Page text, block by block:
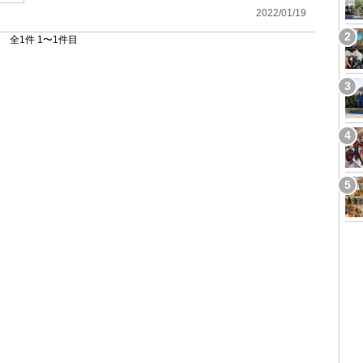
2022/01/19
全1件 1〜1件目